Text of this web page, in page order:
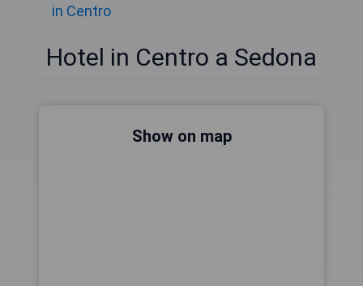
in Centro
Hotel in Centro a Sedona
Show on map